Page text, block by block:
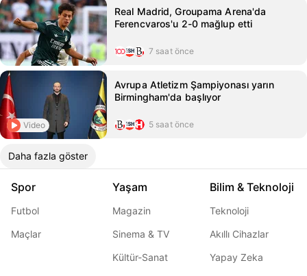
Real Madrid, Groupama Arena'da
Ferencvaros'u 2-0 mağlup etti
7 saat önce
Video
Avrupa Atletizm Şampiyonası yarın
Birmingham'da başlıyor
5 saat önce
Daha fazla göster
Spor
Futbol
Maçlar
Yaşam
Magazin
Sinema & TV
Kültür-Sanat
Bilim & Teknoloji
Teknoloji
Akıllı Cihazlar
Yapay Zeka